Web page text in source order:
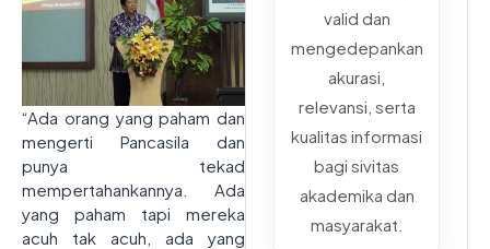
“Ada orang yang paham dan
mengerti Pancasila dan
punya tekad
mempertahankannya. Ada
yang paham tapi mereka
acuh tak acuh, ada yang
valid dan
mengedepankan
akurasi,
relevansi, serta
kualitas informasi
bagi sivitas
akademika dan
masyarakat.